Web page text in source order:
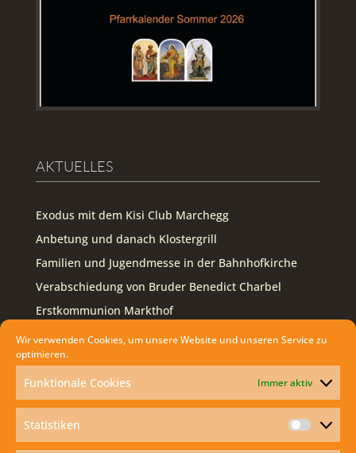
Wir verwenden Cookies, um unsere Website und unseren Service zu
optimieren.
Funktionale Cookies Immer aktiv
Statistiken
AKTUELLES
Exodus mit dem Kisi Club Marchegg
Anbetung und danach Klostergrill
Familien und Jugendmesse in der Bahnhofkirche
Verabschiedung von Bruder Benedict Charbel
Erstkommunion Markthof
FOLLOW US ON FACEBOOK
WIE KANN ICH DIE HEILIGE MESSE ZU
HAUSE MITFEIERN?